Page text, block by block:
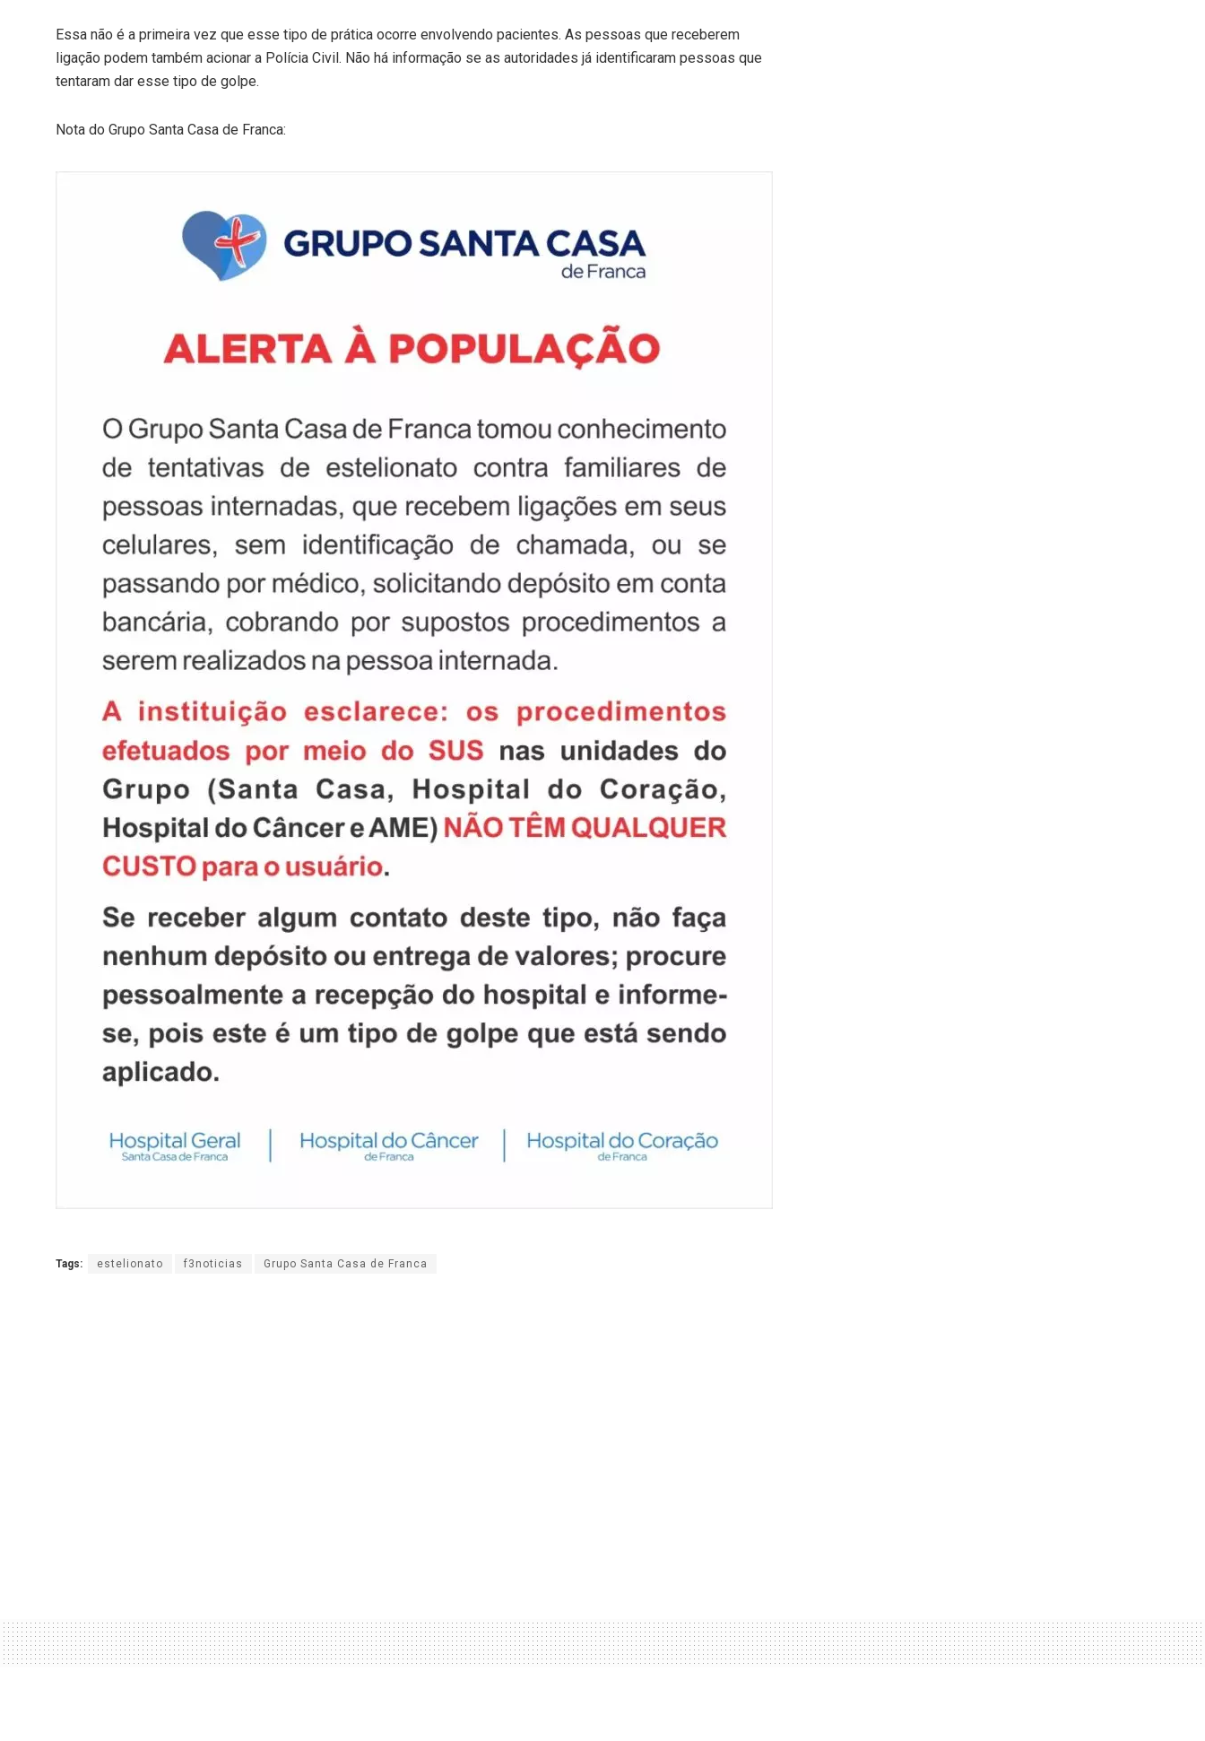
Essa não é a primeira vez que esse tipo de prática ocorre envolvendo pacientes. As pessoas que receberem
ligação podem também acionar a Polícia Civil. Não há informação se as autoridades já identificaram pessoas que
tentaram dar esse tipo de golpe.
Nota do Grupo Santa Casa de Franca:
Tags: estelionato f3noticias Grupo Santa Casa de Franca